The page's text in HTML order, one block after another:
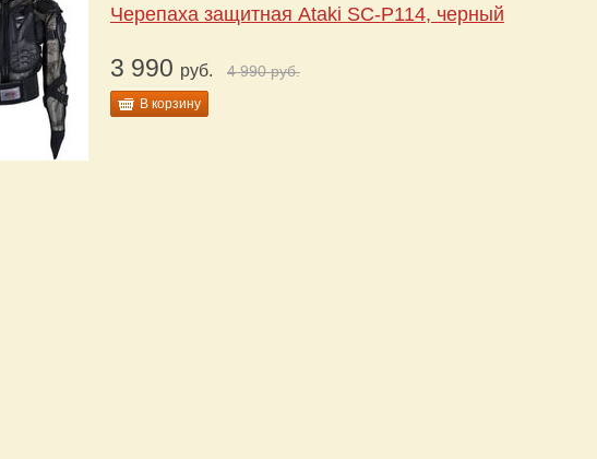
Черепаха защитная Ataki SC-P114, черный
3 990 руб. 4 990руб.
В корзину